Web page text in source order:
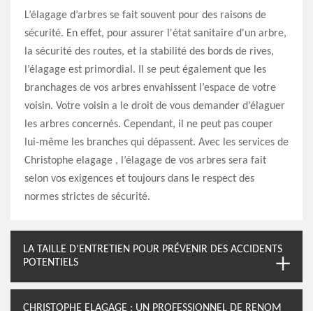
L’élagage d’arbres se fait souvent pour des raisons de
sécurité. En effet, pour assurer l'état sanitaire d'un arbre,
la sécurité des routes, et la stabilité des bords de rives,
l’élagage est primordial. Il se peut également que les
branchages de vos arbres envahissent l’espace de votre
voisin. Votre voisin a le droit de vous demander d’élaguer
les arbres concernés. Cependant, il ne peut pas couper
lui-même les branches qui dépassent. Avec les services de
Christophe elagage , l’élagage de vos arbres sera fait
selon vos exigences et toujours dans le respect des
normes strictes de sécurité.
LA TAILLE D’ENTRETIEN POUR PRÉVENIR DES ACCIDENTS
POTENTIELS
CHRISTOPHE ELAGAGE : UN PROFESSIONNEL DE RENOM